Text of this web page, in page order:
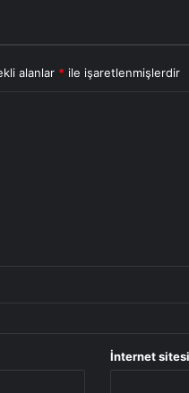
alanlar * ile işaretlenmişlerdir
İnternet sitesi